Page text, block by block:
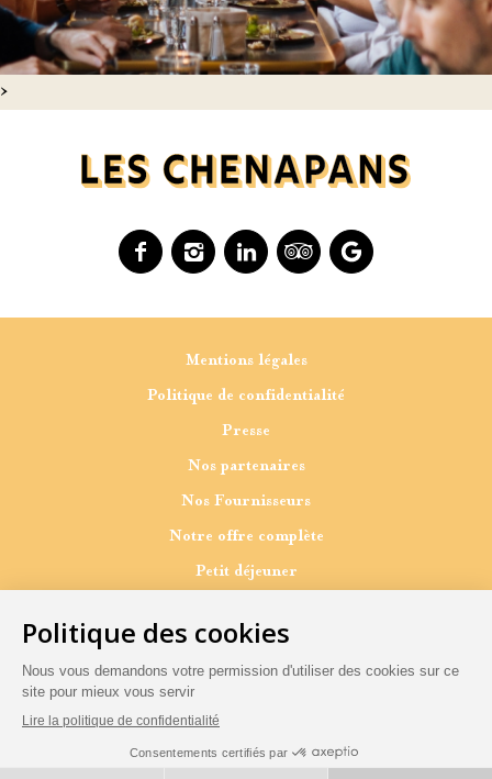
>
FacebookInstagramLinkedinTripadvisorGoogle
Mentions légales
Politique de confidentialité
Presse
Nos partenaires
Nos Fournisseurs
Notre offre complète
Petit déjeuner
Dîner
A emporter